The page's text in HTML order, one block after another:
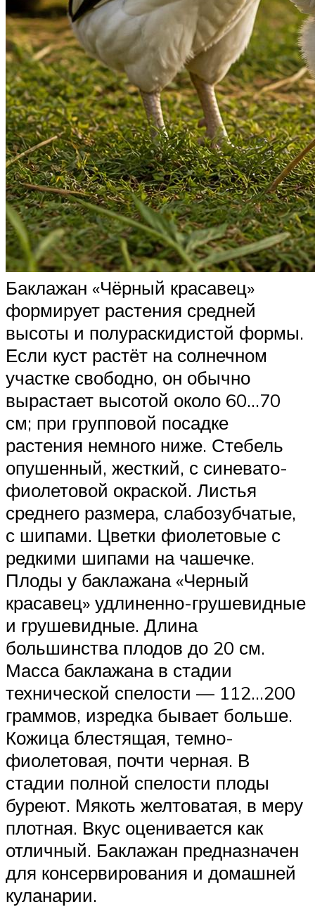
Баклажан «Чёрный красавец»
формирует растения средней
высоты и полураскидистой формы.
Если куст растёт на солнечном
участке свободно, он обычно
вырастает высотой около 60…70
см; при групповой посадке
растения немного ниже. Стебель
опушенный, жесткий, с синевато-
фиолетовой окраской. Листья
среднего размера, слабозубчатые,
с шипами. Цветки фиолетовые с
редкими шипами на чашечке.
Плоды у баклажана «Черный
красавец» удлиненно-грушевидные
и грушевидные. Длина
большинства плодов до 20 см.
Масса баклажана в стадии
технической спелости — 112…200
граммов, изредка бывает больше.
Кожица блестящая, темно-
фиолетовая, почти черная. В
стадии полной спелости плоды
буреют. Мякоть желтоватая, в меру
плотная. Вкус оценивается как
отличный. Баклажан предназначен
для консервирования и домашней
куланарии.